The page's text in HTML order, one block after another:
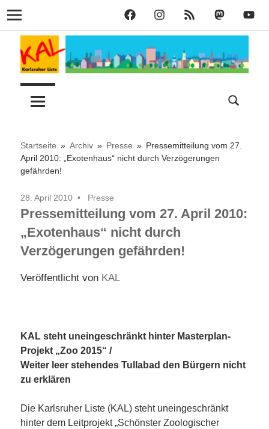
KAL
auf
Facebook
KAL
auf
Instagram
KAL
RSS
KAL
bei
KAL
auf
Navigation
Zum
Inhalt
springen
Karlsruher
–
KAL
Stadt
Startseite Archiv Presse
Pressemitteilung vom 27.
April 2010: „Exotenhaus“ nicht durch Verzögerungen
gefährden!
28. April 2010 Presse
Pressemitteilung vom 27. April 2010:
„Exotenhaus“ nicht durch
Verzögerungen gefährden!
Veröffentlicht von KAL
KAL steht uneingeschränkt hinter Masterplan-
Projekt „Zoo 2015“ /
Weiter leer stehendes Tullabad den Bürgern nicht
zu erklären
Die Karlsruher Liste (KAL) steht uneingeschränkt
hinter dem Leitprojekt „Schönster Zoologischer